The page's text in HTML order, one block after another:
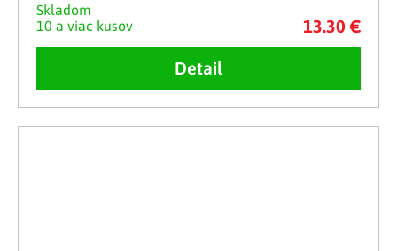
Skladom
10 a viac kusov
13.30 €
Detail